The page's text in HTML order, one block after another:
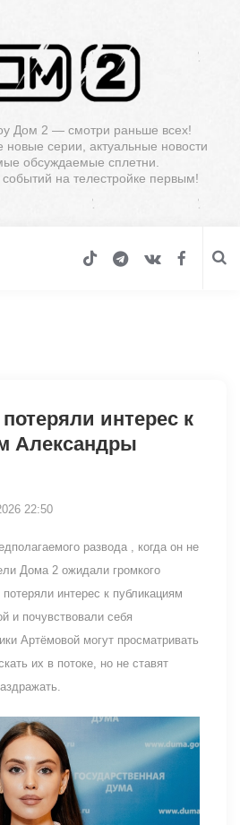
Дом 2 — смотри раньше всех!
серии, актуальные новости
обсуждаемые сплетни.
на телестройке первым!
интерес к
Александры
22:50
развода , когда он не
Дома 2 ожидали громкого
интерес к публикациям
и почувствовали себя
Артёмовой могут просматривать
их в потоке, но не ставят